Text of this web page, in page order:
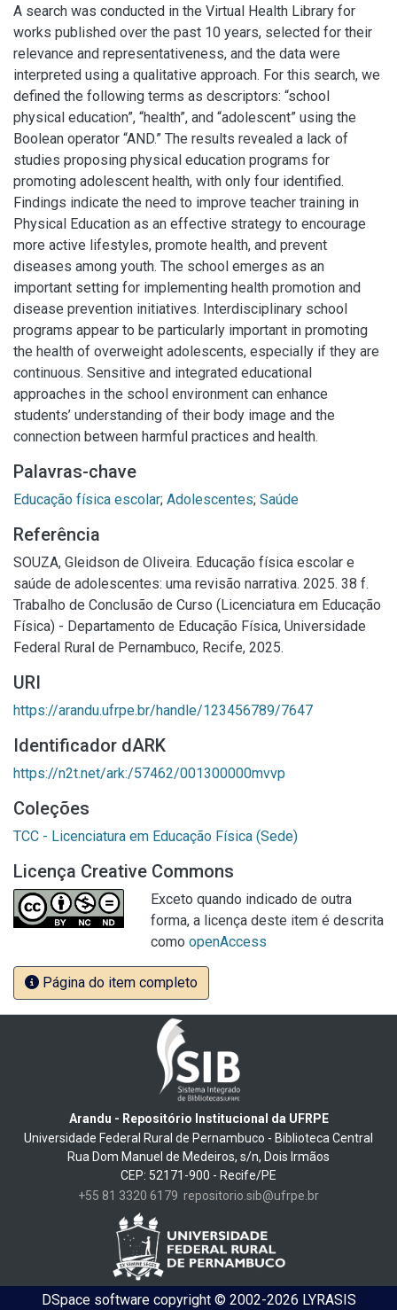
A search was conducted in the Virtual Health Library for
works published over the past 10 years, selected for their
relevance and representativeness, and the data were
interpreted using a qualitative approach. For this search, we
defined the following terms as descriptors: “school
physical education”, “health”, and “adolescent” using the
Boolean operator “AND.” The results revealed a lack of
studies proposing physical education programs for
promoting adolescent health, with only four identified.
Findings indicate the need to improve teacher training in
Physical Education as an effective strategy to encourage
more active lifestyles, promote health, and prevent
diseases among youth. The school emerges as an
important setting for implementing health promotion and
disease prevention initiatives. Interdisciplinary school
programs appear to be particularly important in promoting
the health of overweight adolescents, especially if they are
continuous. Sensitive and integrated educational
approaches in the school environment can enhance
students’ understanding of their body image and the
connection between harmful practices and health.
Palavras-chave
Educação física escolar; Adolescentes; Saúde
Referência
SOUZA, Gleidson de Oliveira. Educação física escolar e
saúde de adolescentes: uma revisão narrativa. 2025. 38 f.
Trabalho de Conclusão de Curso (Licenciatura em Educação
Física) - Departamento de Educação Física, Universidade
Federal Rural de Pernambuco, Recife, 2025.
URI
https://arandu.ufrpe.br/handle/123456789/7647
Identificador dARK
https://n2t.net/ark:/57462/001300000mvvp
Coleções
TCC - Licenciatura em Educação Física (Sede)
Licença Creative Commons
Exceto quando indicado de outra
forma, a licença deste item é descrita
como openAccess
Página do item completo
Arandu - Repositório Institucional da UFRPE
Universidade Federal Rural de Pernambuco - Biblioteca Central
Rua Dom Manuel de Medeiros, s/n, Dois Irmãos
CEP: 52171-900 - Recife/PE
+55 81 3320 6179 repositorio.sib@ufrpe.br
DSpace softwarecopyright © 2002-2026 LYRASIS